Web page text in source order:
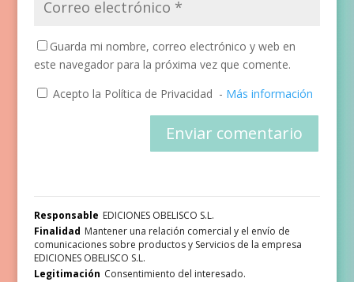
Guarda mi nombre, correo electrónico y web en
este navegador para la próxima vez que comente.
Acepto la Política de Privacidad - Más información
Responsable EDICIONES OBELISCO S.L.
Finalidad Mantener una relación comercial y el envío de
comunicaciones sobre productos y Servicios de la empresa
EDICIONES OBELISCO S.L.
Legitimación Consentimiento del interesado.